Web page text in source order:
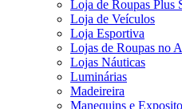
Loja de Roupas Plus
Loja de Veículos
Loja Esportiva
Lojas de Roupas no
Lojas Náuticas
Luminárias
Madeireira
Manequins e